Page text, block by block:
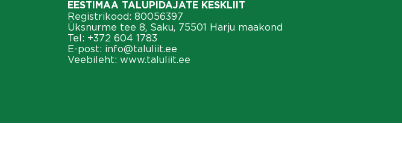
EESTIMAA TALUPIDAJATE KESKLIIT
Registrikood: 80056397
Üksnurme tee 8, Saku, 75501 Harju maakond
Tel: +372 604 1783
E-post: info@taluliit.ee
Veebileht: www.taluliit.ee